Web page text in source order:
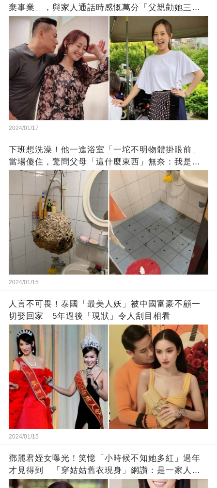
棄事業」，與家人通話時感慨萬分「父親勸她三
思」：只有過一次眼淚
2024/01/17
下班想洗澡！他一進浴室「一坨不明物體掛眼前」
當場傻住，驚問父母「這什麼東西」無奈：我是親
生的嗎？
2024/01/15
人言不可畏！泰國「最美人妖」被中國富豪不顧一
切娶回家 5年過後「現狀」令人刮目相看
2024/01/15
鄧麗君姪女曝光！笑憶「小時候不知她多紅」過年
才見得到 「穿姑姑舊衣現身」網讚：是一家人沒
錯!